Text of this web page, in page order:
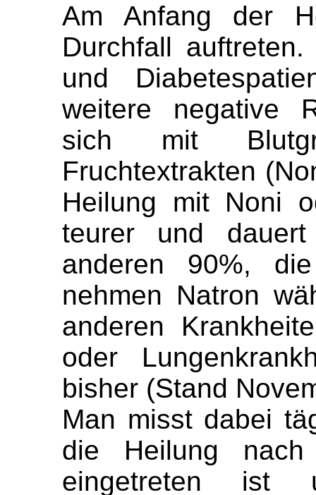
Am Anfang der
Durchfall
und
weitere negative
sich mit
Fruchtextrakten
Heilung mit Noni
teurer und
anderen 90%,
nehmen Natron
anderen
oder
bisher (Stand
Man misst dabei
die Heilung
eingetreten ist